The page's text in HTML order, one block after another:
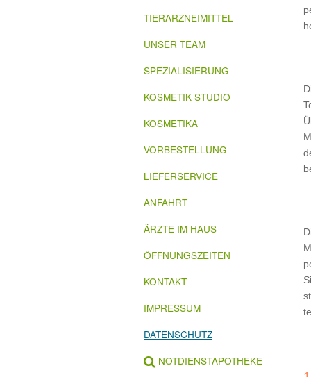
TIERARZNEIMITTEL
UNSER TEAM
SPEZIALISIERUNG
KOSMETIK STUDIO
KOSMETIKA
VORBESTELLUNG
LIEFERSERVICE
ANFAHRT
ÄRZTE IM HAUS
ÖFFNUNGSZEITEN
KONTAKT
IMPRESSUM
DATENSCHUTZ
NOTDIENSTAPOTHEKE